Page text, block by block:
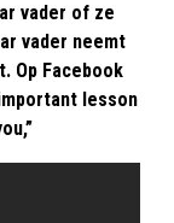
vader of ze
vader neemt
Op Facebook
lesson